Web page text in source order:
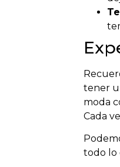
tener
moda
Cada
todo lo